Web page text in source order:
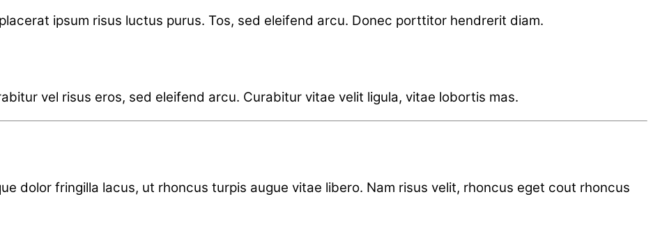
ipsum risus luctus purus. Tos, sed eleifend arcu. Donec porttitor hendrerit diam.
vel risus eros, sed eleifend arcu. Curabitur vitae velit ligula, vitae lobortis mas.
dolor fringilla lacus, ut rhoncus turpis augue vitae libero. Nam risus velit, rhoncus eget cout rhoncus